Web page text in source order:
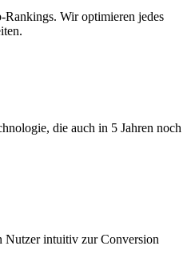
Wir optimieren jedes
die auch in 5 Jahren noch
Nutzer intuitiv zur Conversion